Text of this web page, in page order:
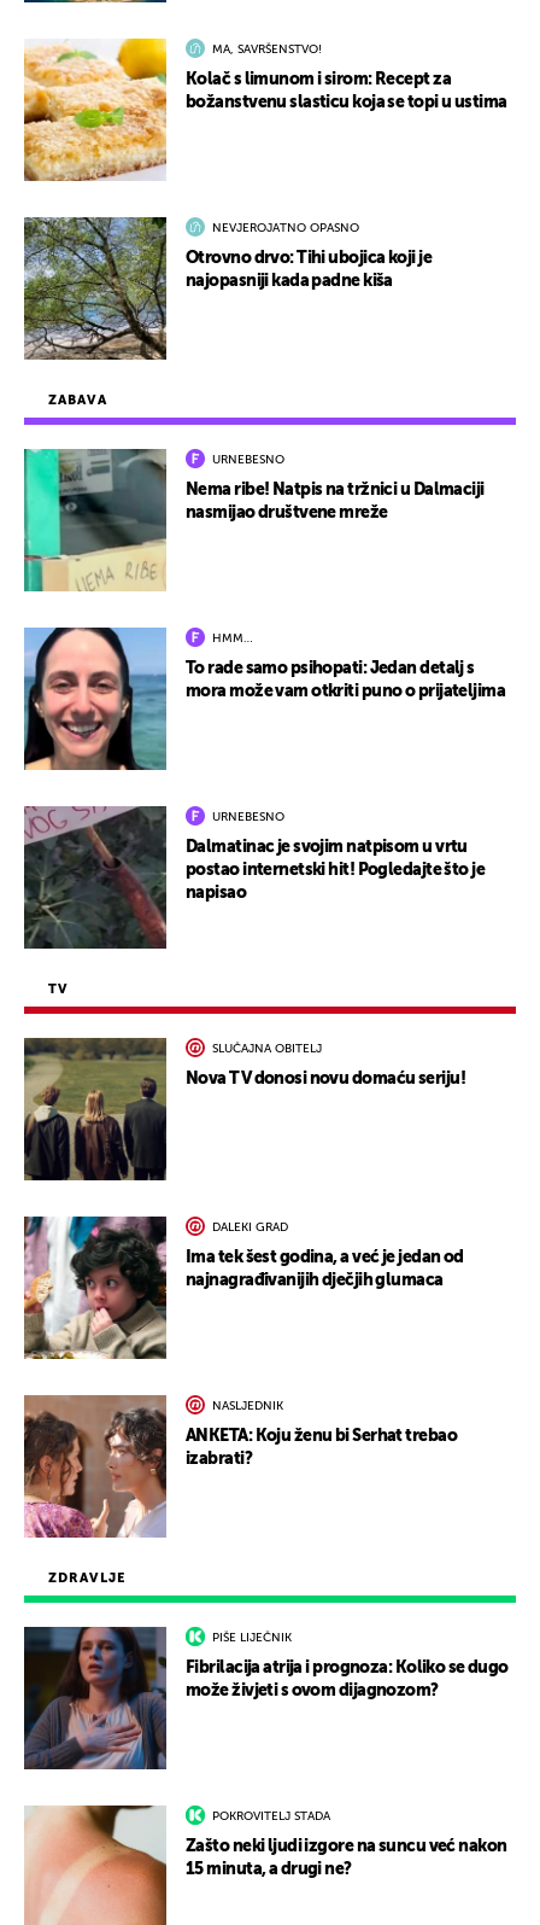
ZDRAVLJE
PIŠE LIJEČNIK
Fibrilacija atrija i prognoza: Koliko se dugo
može živjeti s ovom dijagnozom?
POKROVITELJ STADA
Zašto neki ljudi izgore na suncu već nakon
15 minuta, a drugi ne?
ZABAVA
URNEBESNO
Nema ribe! Natpis na tržnici u Dalmaciji
nasmijao društvene mreže
HMM…
To rade samo psihopati: Jedan detalj s
mora može vam otkriti puno o prijateljima
URNEBESNO
Dalmatinac je svojim natpisom u vrtu
postao internetski hit! Pogledajte što je
napisao
TV
SLUČAJNA OBITELJ
Nova TV donosi novu domaću seriju!
DALEKI GRAD
Ima tek šest godina, a već je jedan od
najnagrađivanijih dječjih glumaca
NASLJEDNIK
ANKETA: Koju ženu bi Serhat trebao
izabrati?
MA, SAVRŠENSTVO!
Kolač s limunom i sirom: Recept za
božanstvenu slasticu koja se topi u ustima
NEVJEROJATNO OPASNO
Otrovno drvo: Tihi ubojica koji je
najopasniji kada padne kiša